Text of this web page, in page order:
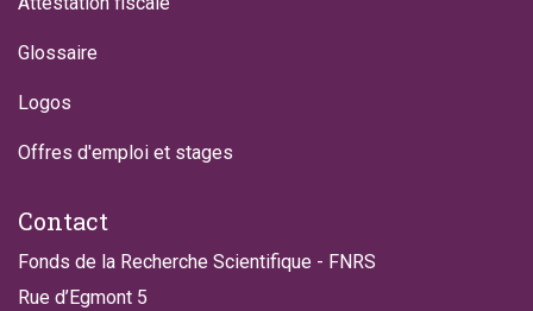
Glossaire
Logos
Offres d'emploi et stages
Contact
Fonds de la Recherche Scientifique - FNRS
Rue d’Egmont 5